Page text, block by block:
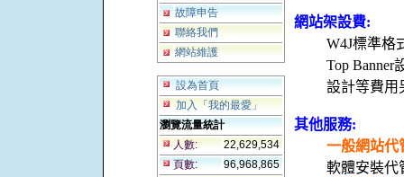
故障申告
聯絡我們
網站維護
設為首頁
加入「我的最愛」
瀏覽流量統計
人數:
22,629,534
頁數:
96,968,865
網站架設費:
W4J標準格
Top Banner
設計等費用
其他服務:
一般網站代
軟體安裝代